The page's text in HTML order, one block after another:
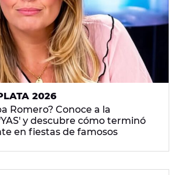
2026
Romero? Conoce a la
y descubre cómo terminó
en fiestas de famosos